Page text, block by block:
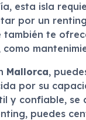
esta isla
por un
también te
como
Mallorca,
por su
y confiable,
puedes